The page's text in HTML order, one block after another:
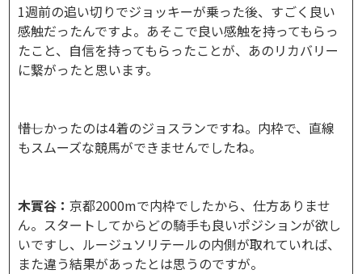
1週前の追い切りでジョッキーが乗った後、すごく良い
感触だったんですよ。あそこで良い感触を持ってもらっ
たこと、自信を持ってもらったことが、あのリカバリー
に繋がったと思います。
――惜しかったのは4着のジョスランですね。内枠で、直線
もスムーズな競馬ができませんでしたね。
木實谷：京都2000mで内枠でしたから、仕方ありませ
ん。スタートしてからどの騎手も良いポジションが欲し
いですし、ルージュソリテールの内側が取れていれば、
また違う結果があったとは思うのですが。